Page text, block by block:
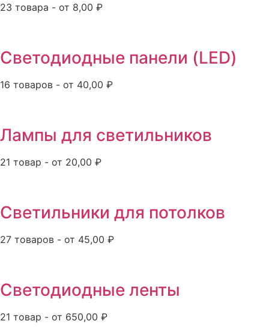
23 товара - от 8,00 ₽
Светодиодные панели (LED)
16 товаров - от 40,00 ₽
Лампы для светильников
21 товар - от 20,00 ₽
Светильники для потолков
27 товаров - от 45,00 ₽
Светодиодные ленты
21 товар - от 650,00 ₽